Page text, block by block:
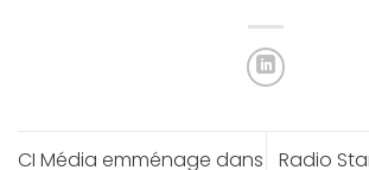
CI Média emménage dans
Radio